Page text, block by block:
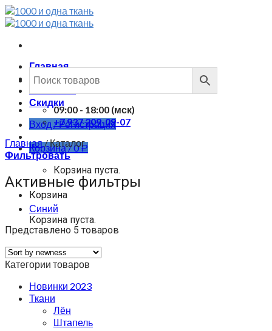
Skip
to
Главная
Каталог
Скидки
Вход / Регистрация
Корзина /0Р
Корзина пуста.
Корзина
Корзина пуста.
09:00 - 18:00 (мск)
+7 937 209-09-07
Главная/Каталог
Фильтровать
Активные фильтры
Синий
Представлено 5 товаров
Категории товаров
Новинки 2023
Ткани
Лён
Штапель